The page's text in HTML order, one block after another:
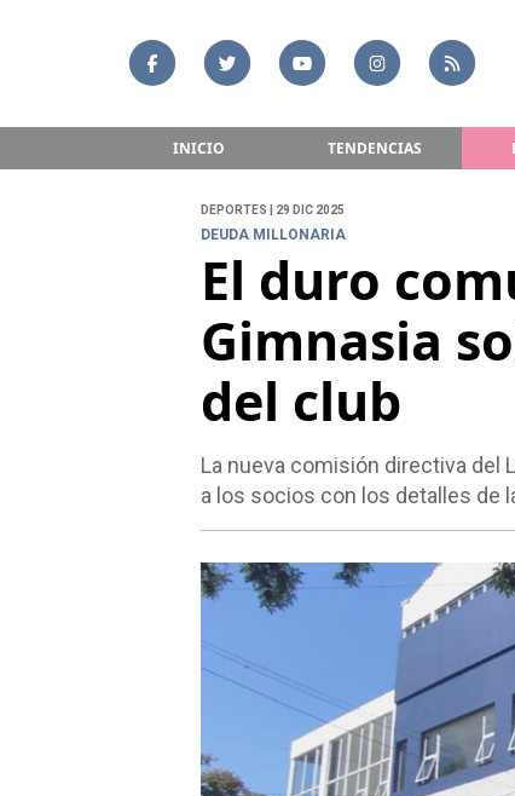
INICIO TENDENCIAS
DEPORTES | 29 DIC 2025
DEUDA MILLONARIA
El duro
Gimnasia
del club
La nueva comisión directiva del
a los socios con los detalles de